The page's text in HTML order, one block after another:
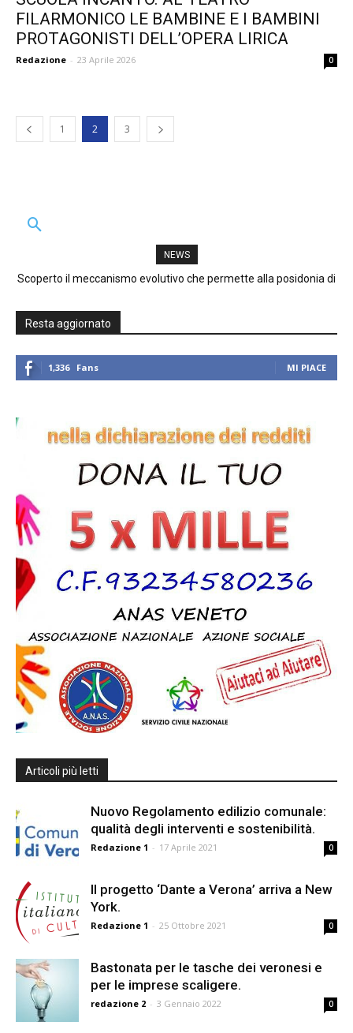
FILARMONICO LE BAMBINE E I BAMBINI
PROTAGONISTI DELL’OPERA LIRICA
Redazione - 23 Aprile 2026 0
1 2 3
NEWS
Scoperto il meccanismo evolutivo che permette alla posidonia di
Villafranca: Cambio al vertice del 3° Stormo
Resta aggiornato
1,336 Fans MI PIACE
Articoli più letti
Nuovo Regolamento edilizio comunale:
qualità degli interventi e sostenibilità.
Redazione 1 - 17 Aprile 2021 0
Il progetto ‘Dante a Verona’ arriva a New
York.
Redazione 1 - 25 Ottobre 2021 0
Bastonata per le tasche dei veronesi e
per le imprese scaligere.
redazione 2 - 3 Gennaio 2022 0